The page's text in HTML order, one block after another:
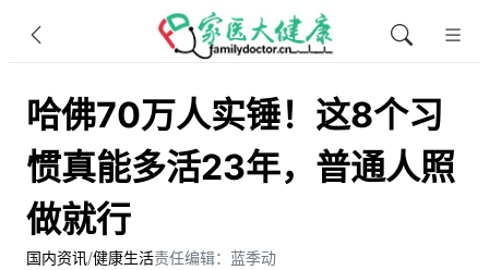
哈佛70万人实锤！这8个习
惯真能多活23年，普通人照
做就行
国内资讯/健康生活责任编辑：蓝季动